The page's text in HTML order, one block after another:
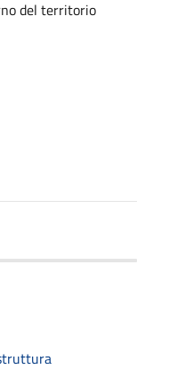
del territorio